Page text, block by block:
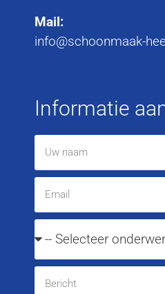
Mail:
info@schoonmaak-
Informatie